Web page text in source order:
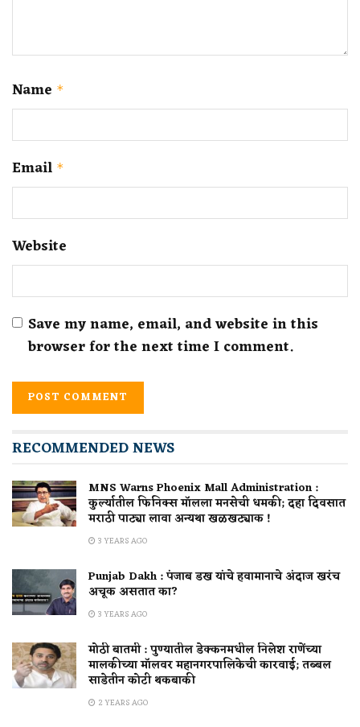
Name *
Email *
Website
Save my name, email, and website in this
browser for the next time I comment.
RECOMMENDED NEWS
MNS Warns Phoenix Mall Administration :
कुर्ल्यातील फिनिक्स मॉलला मनसेची धमकी; दहा दिवसात
मराठी पाट्या लावा अन्यथा खळखट्याक !
3 YEARS AGO
Punjab Dakh : पंजाब डख यांचे हवामानाचे अंदाज खरंच
अचूक असतात का?
3 YEARS AGO
मोठी बातमी : पुण्यातील डेक्कनमधील निलेश राणेंच्या
मालकीच्या मॉलवर महानगरपालिकेची कारवाई; तब्बल
साडेतीन कोटी थकबाकी
2 YEARS AGO